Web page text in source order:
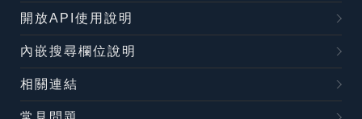
開放API使用說明
內嵌搜尋欄位說明
相關連結